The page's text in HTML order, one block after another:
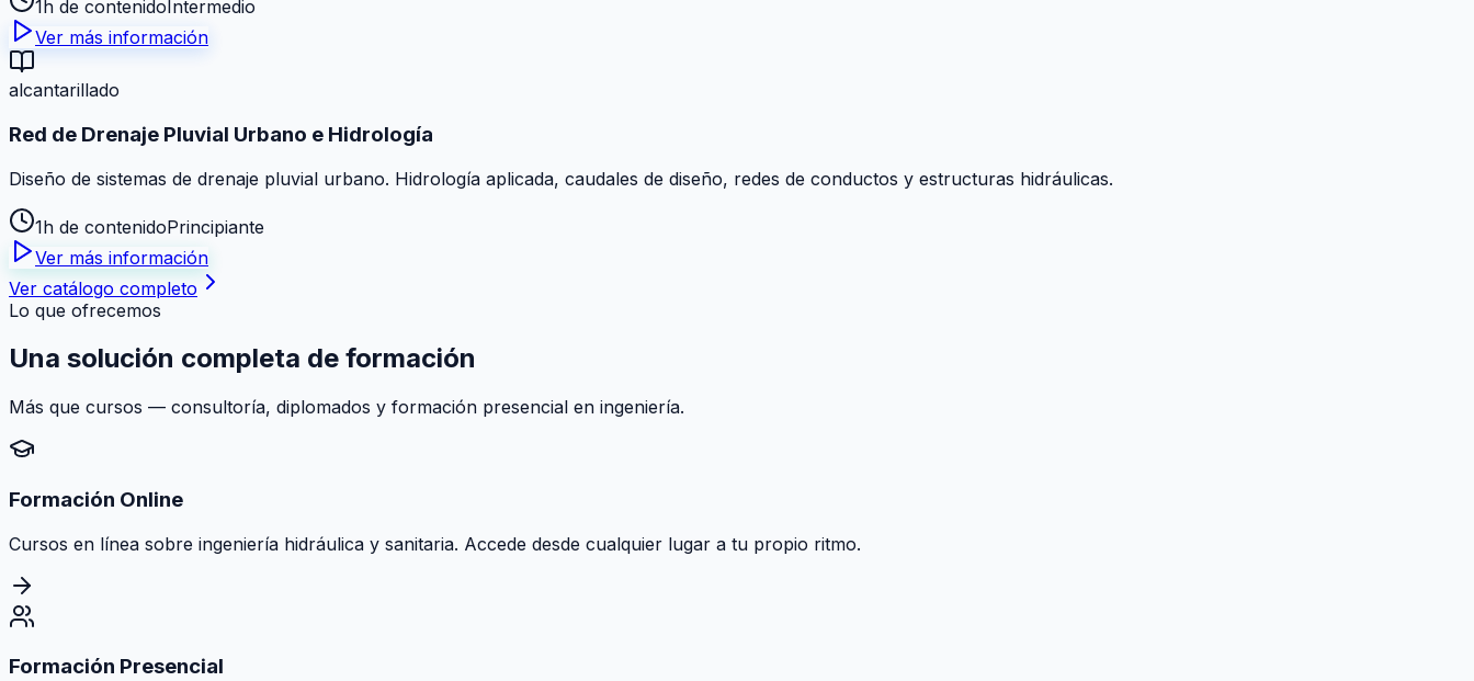
1h de contenidoIntermedio
Ver más información
alcantarillado
Red de Drenaje Pluvial Urbano e Hidrología
Diseño de sistemas de drenaje pluvial urbano. Hidrología aplicada, caudales de diseño, redes de conductos y estructuras hidráulicas.
1h de contenidoPrincipiante
Ver más información
Ver catálogo completo
Lo que ofrecemos
Una solución completa de formación
Más que cursos — consultoría, diplomados y formación presencial en ingeniería.
Formación Online
Cursos en línea sobre ingeniería hidráulica y sanitaria. Accede desde cualquier lugar a tu propio ritmo.
Formación Presencial